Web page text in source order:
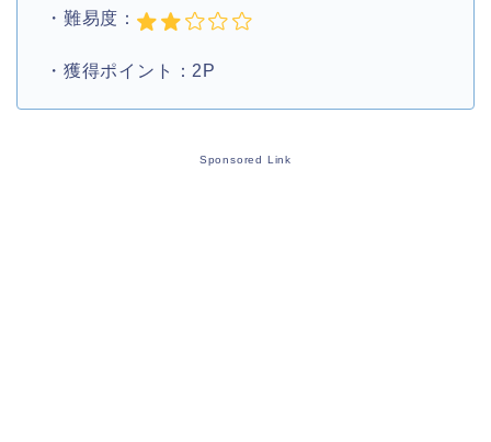
・難易度：
・獲得ポイント：2P
Sponsored Link